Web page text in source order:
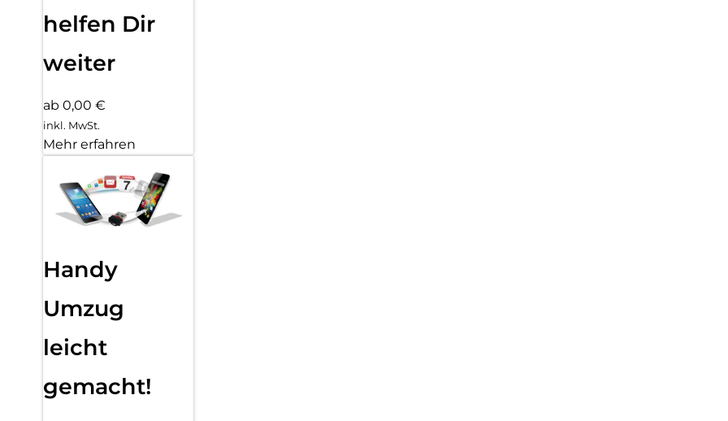
helfen Dir
weiter
ab 0,00 €
inkl. MwSt.
Mehr erfahren
Handy
Umzug
leicht
gemacht!